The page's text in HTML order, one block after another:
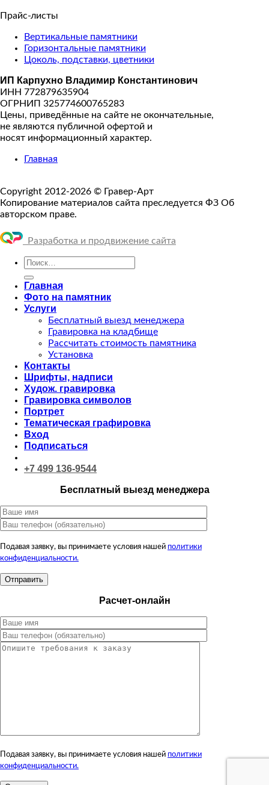
Прайс-листы
Вертикальные памятники
Горизонтальные памятники
Цоколь, подставки, цветники
ИП Карпухно Владимир Константинович
ИНН 772879635904
ОГРНИП 325774600765283
Цены, приведённые на сайте не окончательные,
не являются публичной офертой и
носят информационный характер.
Главная
Copyright 2012-2026 © Гравер-Арт
Копирование материалов сайта преследуется ФЗ Об
авторском праве.
Разработка и продвижение сайта
Искать:
Главная
Фото на памятник
Услуги
Бесплатный выезд менеджера
Гравировка на кладбище
Рассчитать стоимость памятника
Установка
Контакты
Шрифты, надписи
Худож. гравировка
Гравировка символов
Портрет
Тематическая графировка
Вход
Подписаться
+7 499 136-9544
Бесплатный выезд менеджера
Подавая заявку, вы принимаете условия нашей политики
конфиденциальности.
Расчет-онлайн
Подавая заявку, вы принимаете условия нашей политики
конфиденциальности.